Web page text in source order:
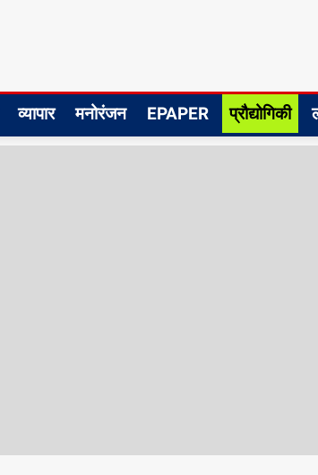
व्यापार मनोरंजन EPAPER प्रौद्योगिकी